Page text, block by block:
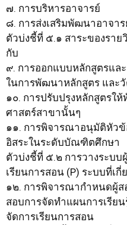
๗. การบริหารอาจารย์
๘. การส่งเสริมพัฒนาอาจาร
ตัวบ่งชี้ที่ ๕.๑ สาระของราย
กับ
๙. การออกแบบหลักสูตรแล
ในการพัฒนาหลักสูตร และ
๑๐. การปรับปรุงหลักสูตรใ
ศาสตร์สาขานั้นๆ
๑๑. การพิจารณาอนุมัติหัว
อิสระในระดับบัณฑิตศึกษา
ตัวบ่งชี้ที่ ๕.๒ การวางระบ
เรียนการสอน (P) ระบบที่เกี่
๑๒. การพิจารณากำหนดผู้ส
สอบการจัดทำแผนการเรีย
จัดการเรียนการสอน